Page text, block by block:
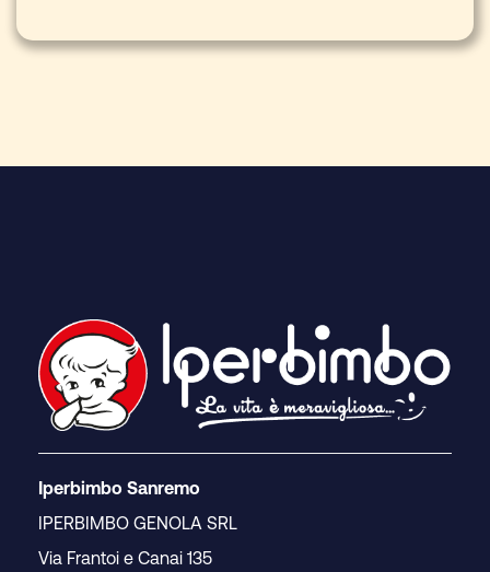
Iperbimbo Sanremo
IPERBIMBO GENOLA SRL
Via Frantoi e Canai 135